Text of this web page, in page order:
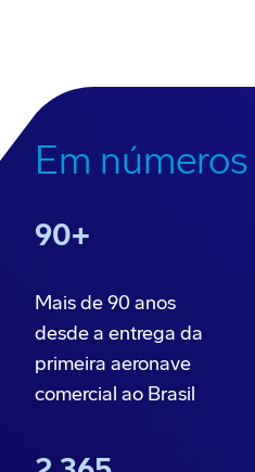
Em números
90+
Mais de 90 anos
desde a entrega da
primeira aeronave
comercial ao Brasil